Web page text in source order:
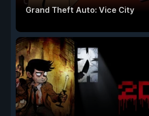
Grand Theft Auto: Vice City